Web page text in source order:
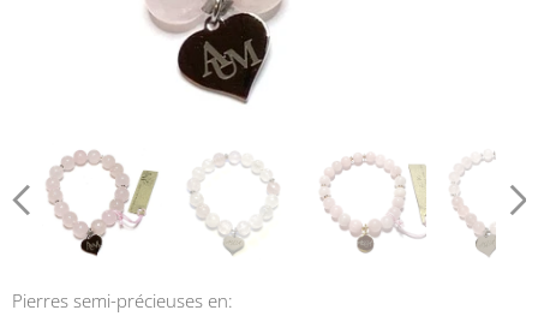
Pierres semi-précieuses en: